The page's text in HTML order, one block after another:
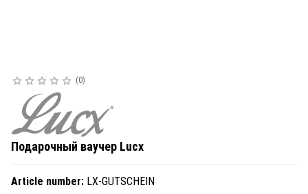
0
Подарочный ваучер Lucx
Article number: LX-GUTSCHEIN